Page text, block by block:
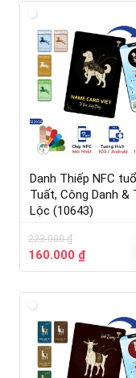
Danh Thiếp NFC
Tuất, Công Danh &
Lộc (10643)
223.000₫
160.000 ₫